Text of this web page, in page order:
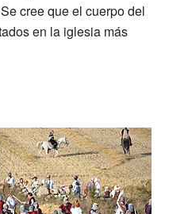
cree que el cuerpo del
en la iglesia más